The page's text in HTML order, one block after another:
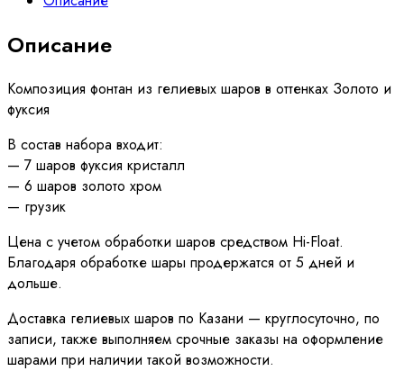
Описание
Композиция фонтан из гелиевых шаров в оттенках Золото и
фуксия
В состав набора входит:
— 7 шаров фуксия кристалл
— 6 шаров золото хром
— грузик
Цена с учетом обработки шаров средством Hi-Float.
Благодаря обработке шары продержатся от 5 дней и
дольше.
Доставка гелиевых шаров по Казани — круглосуточно, по
записи, также выполняем срочные заказы на оформление
шарами при наличии такой возможности.